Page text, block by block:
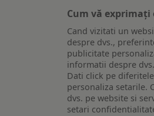
Cum vă
Cand vizitati un
despre dvs.,
publicitate
informatii despre
Dati click pe
personaliza setarile.
dvs. pe website si
setari